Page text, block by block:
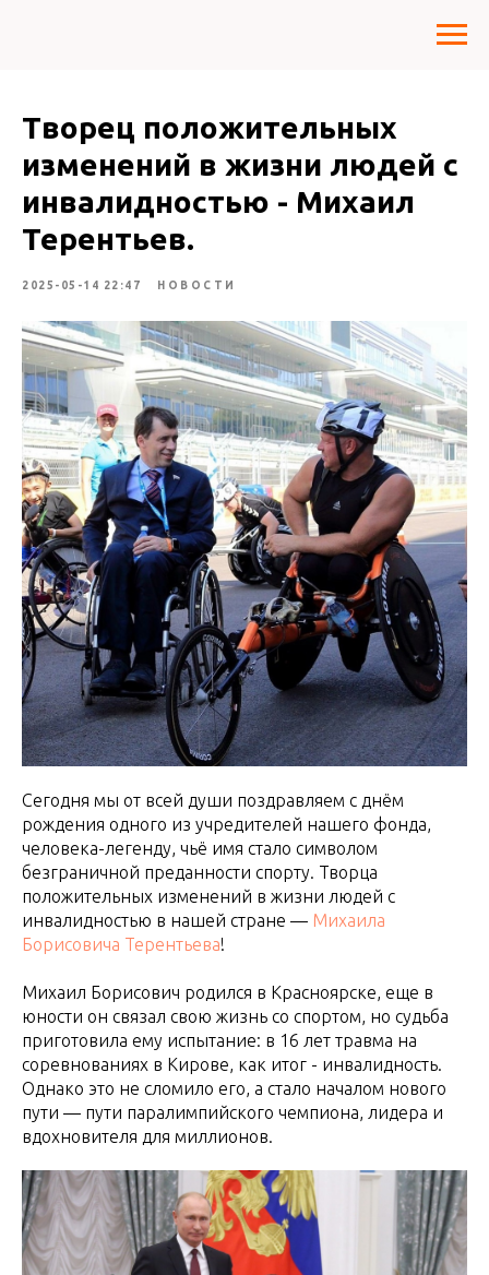
Творец положительных
изменений в жизни людей с
инвалидностью - Михаил
Терентьев.
2025-05-14 22:47 НОВОСТИ
Сегодня мы от всей души поздравляем с днём
рождения одного из учредителей нашего фонда,
человека-легенду, чьё имя стало символом
безграничной преданности спорту. Творца
положительных изменений в жизни людей с
инвалидностью в нашей стране — Михаила
Борисовича Терентьева!
Михаил Борисович родился в Красноярске, еще в
юности он связал свою жизнь со спортом, но судьба
приготовила ему испытание: в 16 лет травма на
соревнованиях в Кирове, как итог - инвалидность.
Однако это не сломило его, а стало началом нового
пути — пути паралимпийского чемпиона, лидера и
вдохновителя для миллионов.